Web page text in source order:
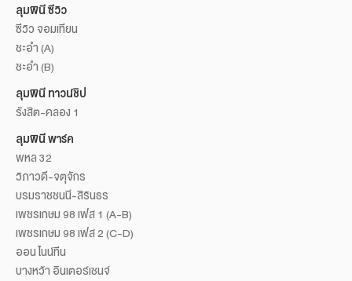
ลุมพินี ซีวิว
ซีวิว จอมเทียน
ชะอำ (A)
ชะอำ (B)
ลุมพินี ทาวน์ชิป
รังสิต-คลอง 1
ลุมพินี พาร์ค
พหล 32
วิภาวดี-จตุจักร
บรมราชชนนี-สิรินธร
เพชรเกษม 98 เฟส 1 (A-B)
เพชรเกษม 98 เฟส 2 (C-D)
ออน ไนน์ทีน
บางหว้า อินเตอร์เชนจ์